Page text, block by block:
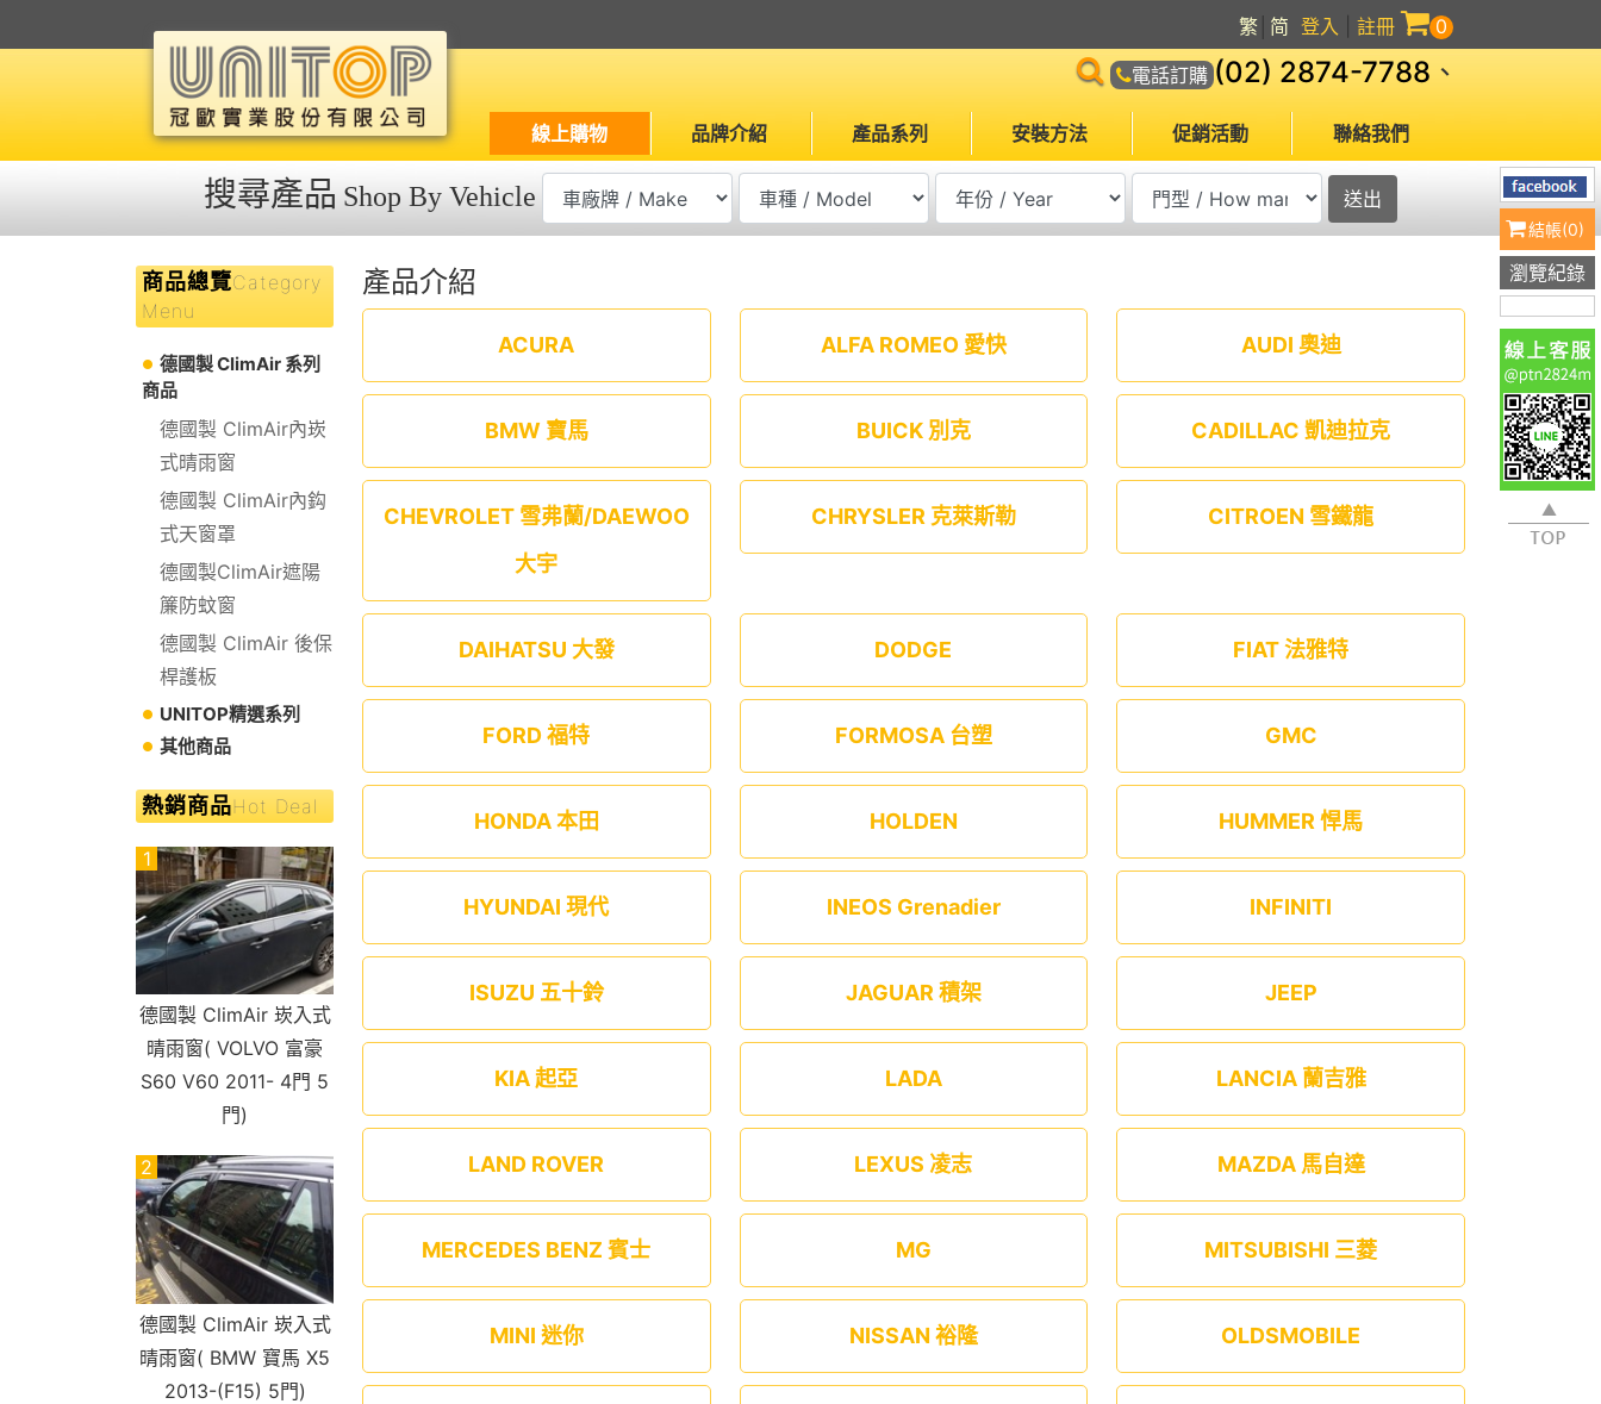
結帳(0)
瀏覽紀錄
登入 註冊 0
繁 简
電話訂購 (02) 2874-7788 、
線上購物 品牌介紹 產品系列 安裝方法 促銷活動 聯絡我們
搜尋產品 Shop By Vehicle
商品總覽Category
Menu
德國製 ClimAir 系列
商品
德國製 ClimAir內崁
式晴雨窗
德國製 ClimAir內鈎
式天窗罩
德國製ClimAir遮陽
簾防蚊窗
德國製 ClimAir 後保
桿護板
UNITOP精選系列
其他商品
熱銷商品Hot Deal
1
德國製 ClimAir 崁入式
晴雨窗( VOLVO 富豪
S60 V60 2011- 4門 5
門)
2
德國製 ClimAir 崁入式
晴雨窗( BMW 寶馬 X5
2013-(F15) 5門)
產品介紹
ACURA ALFA ROMEO 愛快 AUDI 奧迪
BMW 寶馬 BUICK 別克 CADILLAC 凱迪拉克
CHEVROLET 雪弗蘭/DAEWOO
大宇
CHRYSLER 克萊斯勒 CITROEN 雪鐵龍
DAIHATSU 大發 DODGE FIAT 法雅特
FORD 福特 FORMOSA 台塑 GMC
HONDA 本田 HOLDEN HUMMER 悍馬
HYUNDAI 現代 INEOS Grenadier INFINITI
ISUZU 五十鈴 JAGUAR 積架 JEEP
KIA 起亞 LADA LANCIA 蘭吉雅
LAND ROVER LEXUS 凌志 MAZDA 馬自達
MERCEDES BENZ 賓士 MG MITSUBISHI 三菱
MINI 迷你 NISSAN 裕隆 OLDSMOBILE